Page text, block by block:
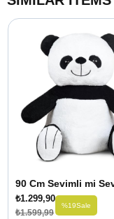
₺1.299,90
₺1.599,99
%19Sale